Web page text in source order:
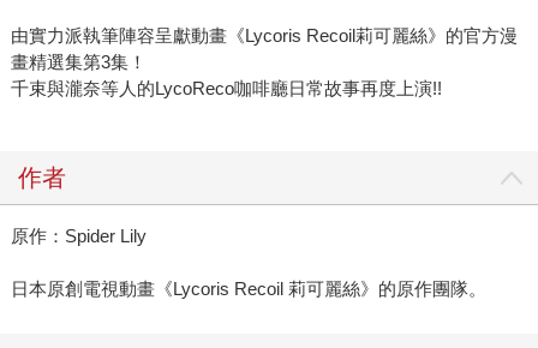
由實力派執筆陣容呈獻動畫《Lycoris Recoil莉可麗絲》的官方漫
畫精選集第3集！
千束與瀧奈等人的LycoReco咖啡廳日常故事再度上演!!
作者
原作：Spider Lily
日本原創電視動畫《Lycoris Recoil 莉可麗絲》的原作團隊。